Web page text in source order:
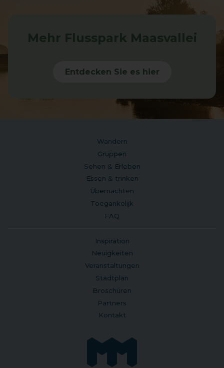
Mehr Flusspark Maasvallei
Entdecken Sie es hier
Wandern
Gruppen
Sehen & Erleben
Essen & trinken
Übernachten
Toegankelijk
FAQ
Inspiration
Neuigkeiten
Veranstaltungen
Stadtplan
Broschüren
Partners
Kontakt